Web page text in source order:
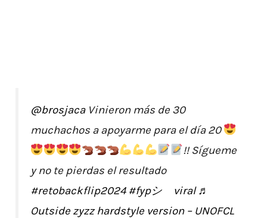
@brosjacaVinieron más de 30
muchachos a apoyarme para el día 20
!! Sígueme
y no te pierdas el resultado
#retobackflip2024 #fypシ゚viral ♬
Outside zyzz hardstyle version – UNOFCL